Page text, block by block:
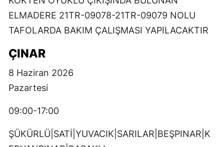
ELMADERE 21TR-09078-21TR-09079 NOLU
TAFOLARDA BAKIM ÇALIŞMASI YAPILACAKTIR
ÇINAR
8 Haziran 2026
Pazartesi
09:00-17:00
ŞÜKÜRLÜ|SATİ|YUVACIK|SARILAR|BEŞPINAR|K